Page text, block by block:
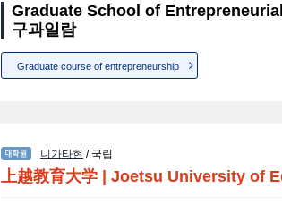
Graduate School of
구과일람
Graduate course of entrepreneurship
니가타현 / 국립
上越教育大学 | Joetsu University of